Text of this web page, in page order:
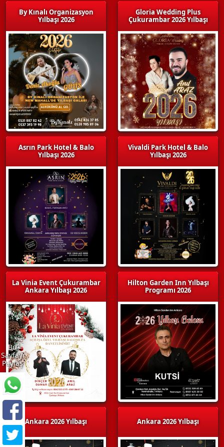
By Kınalı Organizasyon
Yılbaşı 2026
Asrın Park Hotel & Balo
Yılbaşı 2026
La Vinia Event Çukurambar
Ankara Yılbaşı 2026
Ankara 2026 Yılbaşı
Gloria Wedding Plus
Çukurambar 2026 Yılbaşı
Vivaldi Park Hotel & Balo
Yılbaşı 2026
Hilton Garden Inn Yılbaşı
Programı 2026
Ankara 2026 Yılbaşı
Bu
Sayfayı
Paylaş